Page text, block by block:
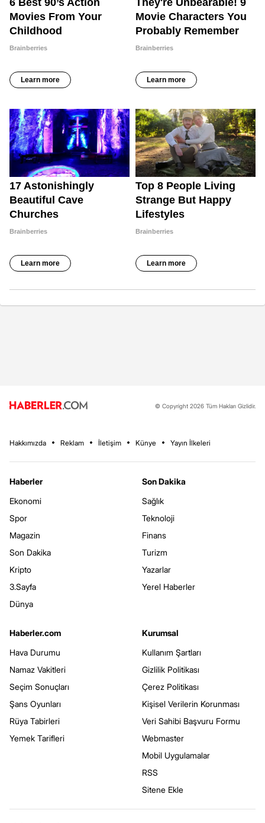
© Copyright 2026 Tüm Hakları Gizlidir.
Hakkımızda Reklam İletişim Künye Yayın İlkeleri
Haberler
Ekonomi
Spor
Magazin
Son Dakika
Kripto
3.Sayfa
Dünya
Son Dakika
Sağlık
Teknoloji
Finans
Turizm
Yazarlar
Yerel Haberler
Haberler.com
Hava Durumu
Namaz Vakitleri
Seçim Sonuçları
Şans Oyunları
Rüya Tabirleri
Yemek Tarifleri
Kurumsal
Kullanım Şartları
Gizlilik Politikası
Çerez Politikası
Kişisel Verilerin Korunması
Veri Sahibi Başvuru Formu
Webmaster
Mobil Uygulamalar
RSS
Sitene Ekle